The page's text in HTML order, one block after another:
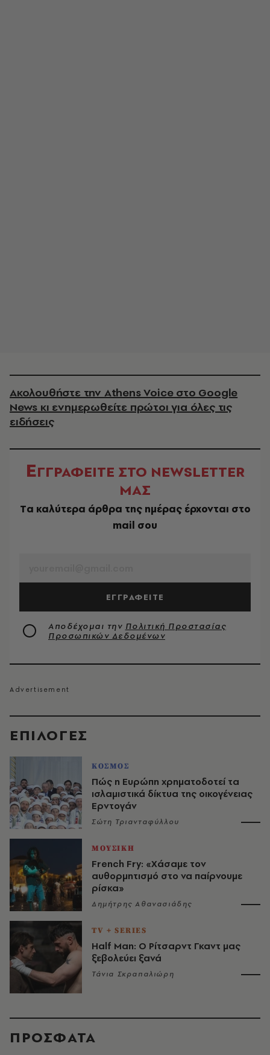
EΠΙΛΟΓΈΣ
ΚΟΣΜΟΣ
Πώς η Ευρώπη χρηματοδοτεί τα
ισλαμιστικά δίκτυα της οικογένειας
Ερντογάν
Σώτη Τριανταφύλλου
ΜΟΥΣΙΚΗ
French Fry: «Χάσαμε τον
αυθορμητισμό στο να παίρνουμε
ρίσκα»
Δημήτρης Αθανασιάδης
TV + SERIES
Half Man: Ο Ρίτσαρντ Γκαντ μας
ξεβολεύει ξανά
Τάνια Σκραπαλιώρη
Ακολουθήστε την Athens Voice στο Google
News κι ενημερωθείτε πρώτοι για όλες τις
ειδήσεις
ΕΓΓΡΑΦΕΙΤΕ ΣΤΟ NEWSLETTER
ΜΑΣ
Tα καλύτερα άρθρα της ημέρας έρχονται στο
mail σου
ΕΓΓΡΑΦΕΙΤΕ
Αποδέχομαι την Πολιτική Προστασίας
Προσωπικών Δεδομένων
ΠΡΟΣΦΑΤΑ